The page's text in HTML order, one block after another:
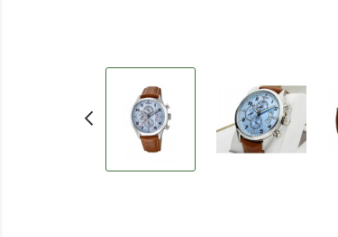
chevron_left